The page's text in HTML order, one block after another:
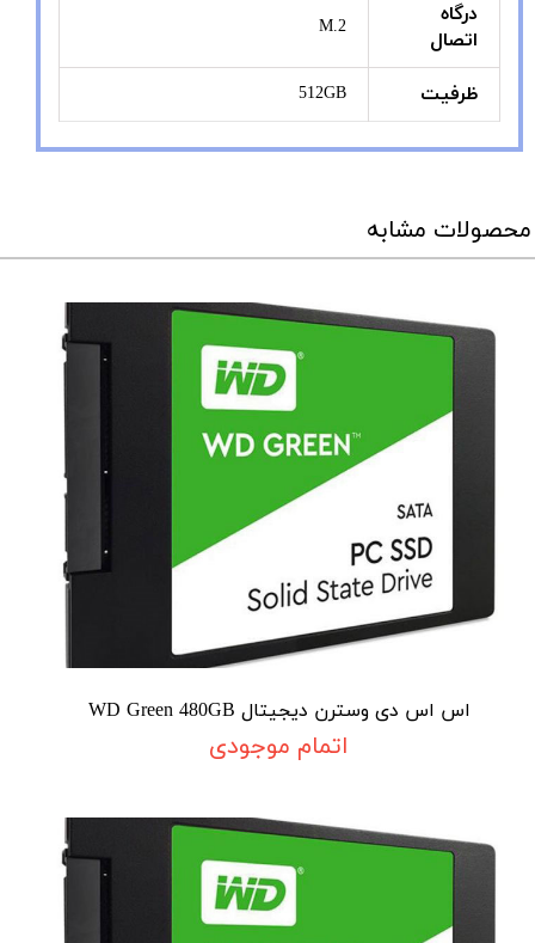
درگاه
اتصال
M.2
ظرفیت 512GB
محصولات مشابه
اس اس دی وسترن دیجیتال WD Green 480GB
اتمام موجودی